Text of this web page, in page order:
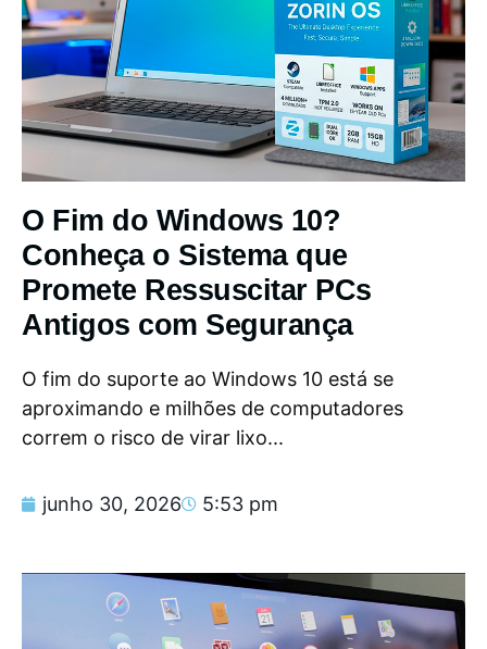
O Fim do Windows 10?
Conheça o Sistema que
Promete Ressuscitar PCs
Antigos com Segurança
O fim do suporte ao Windows 10 está se
aproximando e milhões de computadores
correm o risco de virar lixo...
junho 30, 2026 5:53 pm